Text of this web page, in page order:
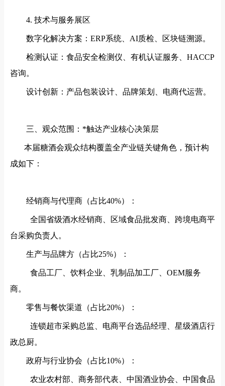
4. 技术与服务展区
数字化解决方案： ERP系统、AI质检、区块链溯源。
检测认证：食品安全检测仪、有机认证服务、 HACCP
咨询。
设计创新：产品包装设计、品牌策划、电商代运营。
三、观众范围：*触达产业核心决策层
本届糖酒会观众结构覆盖全产业链关键角色，预计构
成如下：
经销商与代理商（占比40%）：
全国省级酒水经销商、区域食品批发商、跨境电商平
台采购负责人。
生产与品牌方（占比25%）：
食品工厂、饮料企业、乳制品加工厂、OEM服务
商。
零售与餐饮渠道（占比20%）：
连锁超市采购总监、电商平台选品经理、星级酒店行
政总厨。
政府与行业协会（占比10%）：
农业农村部、商务部代表、中国酒业协会、中国食品